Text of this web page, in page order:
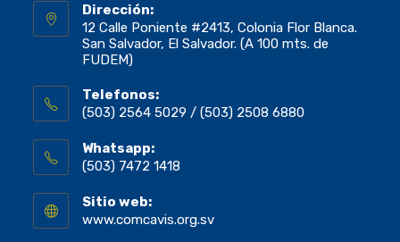
Dirección:
12 Calle Poniente #2413, Colonia Flor Blanca.
San Salvador, El Salvador. (A 100 mts. de
FUDEM)
Telefonos:
(503) 2564 5029 / (503) 2508 6880
Whatsapp:
(503) 7472 1418
Sitio web:
www.comcavis.org.sv